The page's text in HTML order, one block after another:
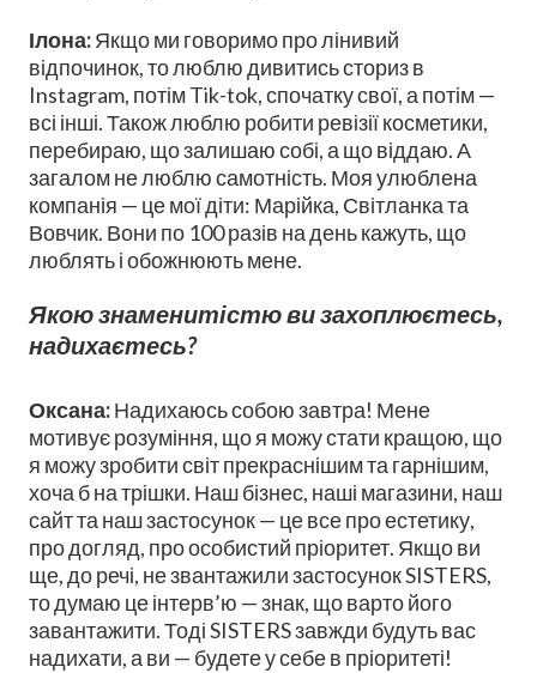
Ілона:Якщо ми говоримо про лінивий
відпочинок, то люблю дивитись сториз в
Instagram, потім Tik-tok, спочатку свої, а потім —
всі інші. Також люблю робити ревізії косметики,
перебираю, що залишаю собі, а що віддаю. А
загалом не люблю самотність. Моя улюблена
компанія — це мої діти: Марійка, Світланка та
Вовчик. Вони по 100 разів на день кажуть, що
люблять і обожнюють мене.
Якою знаменитістю ви захоплюєтесь,
надихаєтесь?
Оксана:Надихаюсь собою завтра! Мене
мотивує розуміння, що я можу стати кращою, що
я можу зробити світ прекраснішим та гарнішим,
хоча б на трішки. Наш бізнес, наші магазини, наш
сайт та наш застосунок — це все про естетику,
про догляд, про особистий пріоритет. Якщо ви
ще, до речі, не звантажили застосунок SISTERS,
то думаю це інтерв’ю — знак, що варто його
завантажити. Тоді SISTERS завжди будуть вас
надихати, а ви — будете у себе в пріоритеті!